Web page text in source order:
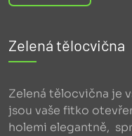
Zelená tělocvična
Zelená tělocvična je
jsou vaše fitko
holemi elegantně,